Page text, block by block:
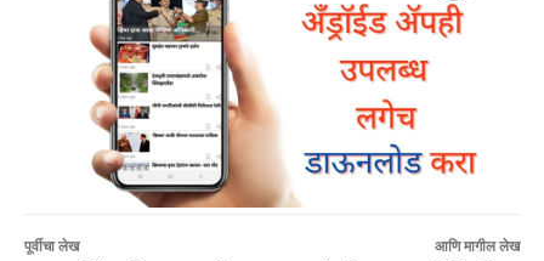
पूर्वीचा लेख आणि मागील लेख